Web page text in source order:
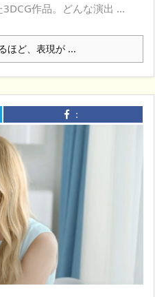
3DCG作品。どんな演出 ...
ほど、表現が ...
：